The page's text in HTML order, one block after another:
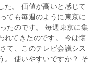
た。 価値が高いと感じて
ても毎週のように東京に
たのです。 毎週東京に集
れてきたのです。 今は懐
て、このテレビ会議シス
。 使いやすいですか？ そ